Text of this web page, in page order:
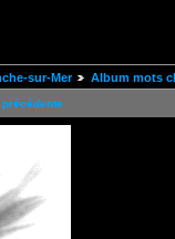
sur-Mer Album mots
précédente